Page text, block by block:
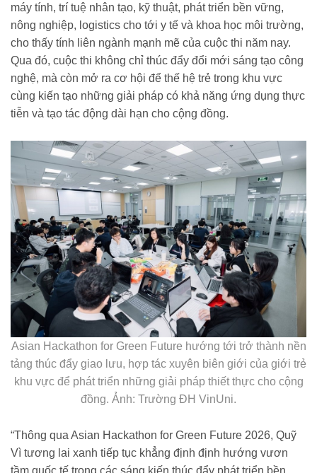
máy tính, trí tuệ nhân tạo, kỹ thuật, phát triển bền vững,
nông nghiệp, logistics cho tới y tế và khoa học môi trường,
cho thấy tính liên ngành mạnh mẽ của cuộc thi năm nay.
Qua đó, cuộc thi không chỉ thúc đẩy đổi mới sáng tạo công
nghệ, mà còn mở ra cơ hội để thế hệ trẻ trong khu vực
cùng kiến tạo những giải pháp có khả năng ứng dụng thực
tiễn và tạo tác động dài hạn cho cộng đồng.
Asian Hackathon for Green Future hướng tới trở thành nền
tảng thúc đẩy giao lưu, hợp tác xuyên biên giới của giới trẻ
khu vực để phát triển những giải pháp thiết thực cho cộng
đồng. Ảnh: Trường ĐH VinUni.
“Thông qua Asian Hackathon for Green Future 2026, Quỹ
Vì tương lai xanh tiếp tục khẳng định định hướng vươn
tầm quốc tế trong các sáng kiến thúc đẩy phát triển bền